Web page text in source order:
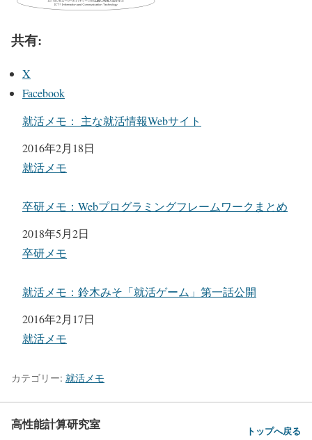
共有:
X
Facebook
就活メモ： 主な就活情報Webサイト
日付
2016年2月18日
関連理由
就活メモ
卒研メモ：Webプログラミングフレームワークまとめ
日付
2018年5月2日
関連理由
卒研メモ
就活メモ：鈴木みそ「就活ゲーム」第一話公開
日付
2016年2月17日
関連理由
就活メモ
カテゴリー: 就活メモ
高性能計算研究室 トップへ戻る